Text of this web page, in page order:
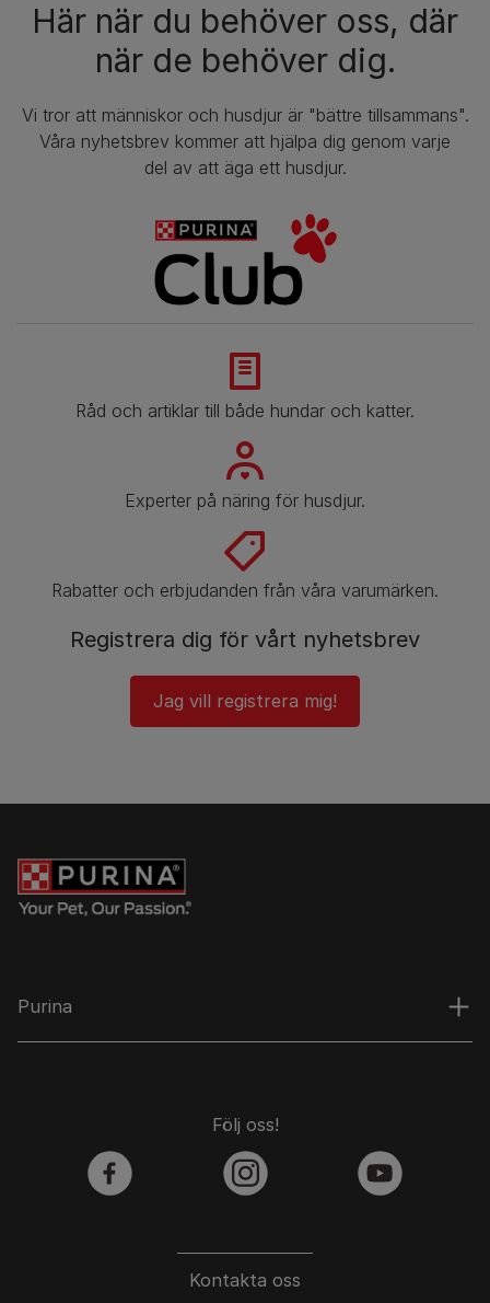
Här när du behöver oss, där
när de behöver dig.
Vi tror att människor och husdjur är "bättre tillsammans".
Våra nyhetsbrev kommer att hjälpa dig genom varje
del av att äga ett husdjur.
Råd och artiklar till både hundar och katter.
Experter på näring för husdjur.
Rabatter och erbjudanden från våra varumärken.
Registrera dig för vårt nyhetsbrev
Jag vill registrera mig!
Purina
Kontakta oss
Följ oss!
facebook instagram youtube